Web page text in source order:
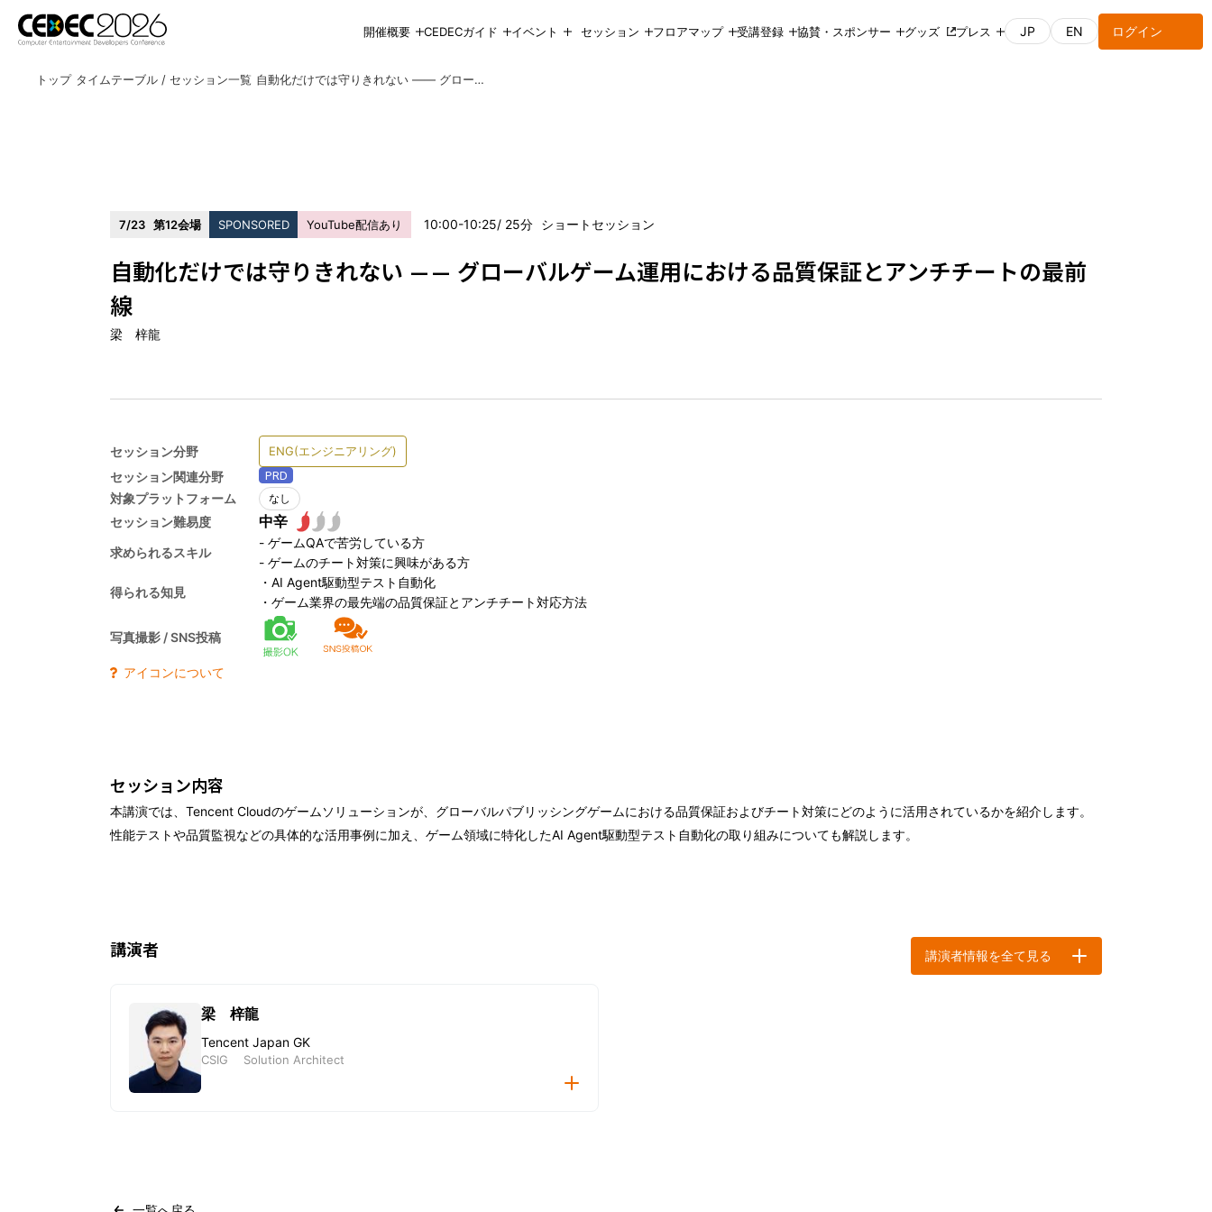
開催概要 CEDECガイド イベント セッション フロアマップ 受講登録 協賛・スポンサー グッズ プレス JP EN ログイン
トップ タイムテーブル / セッション一覧 自動化だけでは守りきれない —— グローバルゲーム運用における品質保証とアンチチートの最前線
7/23 第12会場 SPONSORED YouTube配信あり 10:00-10:25 25 ショートセッション
自動化だけでは守りきれない —— グローバルゲーム運用における品質保証とアンチチートの最前
線
梁 梓龍
セッション分野 ENG(エンジニアリング)
セッション関連分野 PRD
対象プラットフォーム なし
セッション難易度
求められるスキル
- ゲームQAで苦労している方
- ゲームのチート対策に興味がある方
得られる知見
・AI Agent駆動型テスト自動化
・ゲーム業界の最先端の品質保証とアンチチート対応方法
写真撮影 / SNS投稿
アイコンについて
セッション内容
本講演では、Tencent Cloudのゲームソリューションが、グローバルパブリッシングゲームにおける品質保証およびチート対策にどのように活用されているかを紹介します。
性能テストや品質監視などの具体的な活用事例に加え、ゲーム領域に特化したAI Agent駆動型テスト自動化の取り組みについても解説します。
講演者 講演者情報を全て見る
梁 梓龍
Tencent Japan GK
CSIG Solution Architect